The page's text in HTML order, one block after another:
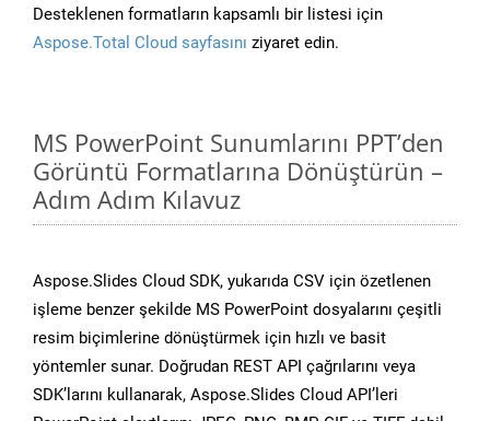
Desteklenen formatların kapsamlı bir listesi için
Aspose.Total Cloud sayfasını ziyaret edin.
MS PowerPoint Sunumlarını PPT’den
Görüntü Formatlarına Dönüştürün –
Adım Adım Kılavuz
Aspose.Slides Cloud SDK, yukarıda CSV için özetlenen
işleme benzer şekilde MS PowerPoint dosyalarını çeşitli
resim biçimlerine dönüştürmek için hızlı ve basit
yöntemler sunar. Doğrudan REST API çağrılarını veya
SDK’larını kullanarak, Aspose.Slides Cloud API’leri